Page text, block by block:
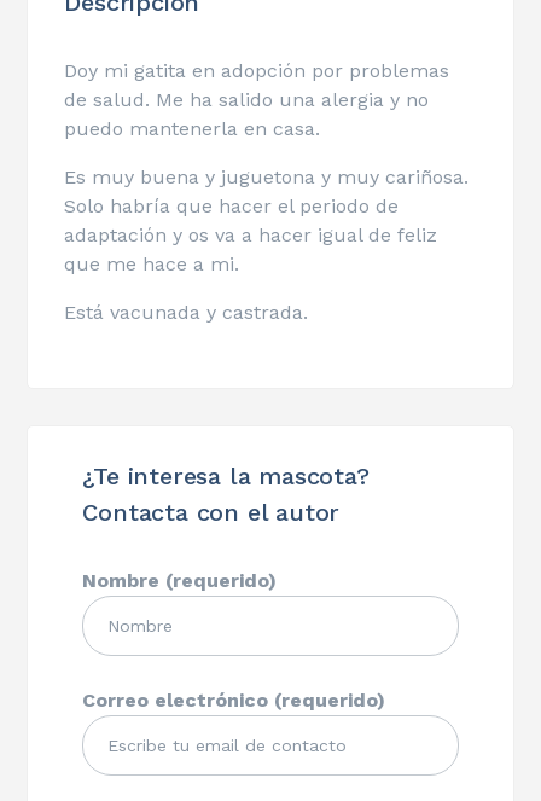
Doy mi gatita en adopción por problemas
de salud. Me ha salido una alergia y no
puedo mantenerla en casa.
Es muy buena y juguetona y muy cariñosa.
Solo habría que hacer el periodo de
adaptación y os va a hacer igual de feliz
que me hace a mi.
Está vacunada y castrada.
¿Te interesa la mascota?
Contacta con el autor
Nombre (requerido)
Correo electrónico (requerido)